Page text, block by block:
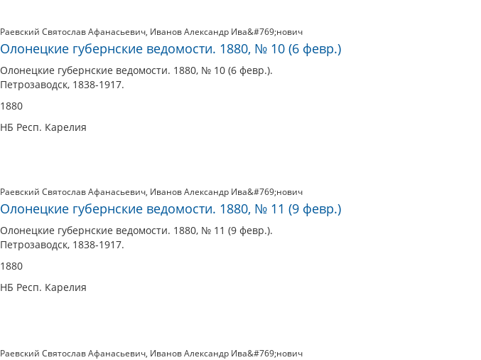
Раевский Святослав Афанасьевич, Иванов Александр Ива&#769;нович
Олонецкие губернские ведомости. 1880, № 10 (6 февр.)
Олонецкие губернские ведомости. 1880, № 10 (6 февр.).
Петрозаводск, 1838-1917.
1880
НБ Респ. Карелия
Раевский Святослав Афанасьевич, Иванов Александр Ива&#769;нович
Олонецкие губернские ведомости. 1880, № 11 (9 февр.)
Олонецкие губернские ведомости. 1880, № 11 (9 февр.).
Петрозаводск, 1838-1917.
1880
НБ Респ. Карелия
Раевский Святослав Афанасьевич, Иванов Александр Ива&#769;нович